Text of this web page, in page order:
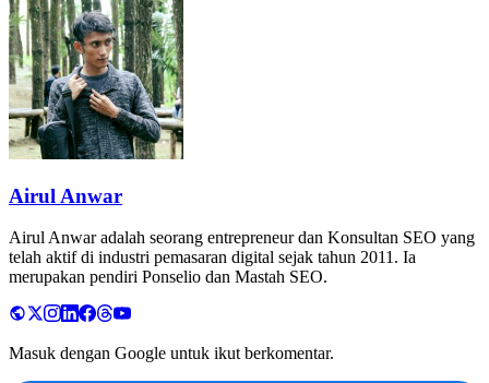
Airul Anwar
Airul Anwar adalah seorang entrepreneur dan Konsultan SEO yang
telah aktif di industri pemasaran digital sejak tahun 2011. Ia
merupakan pendiri Ponselio dan Mastah SEO.
Masuk dengan Google untuk ikut berkomentar.